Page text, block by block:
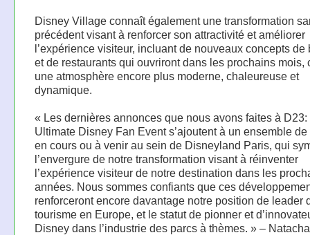
Disney Village connaît également une transformation
précédent visant à renforcer son attractivité et améliorer
l’expérience visiteur, incluant de nouveaux concepts de
et de restaurants qui ouvriront dans les prochains mois,
une atmosphère encore plus moderne, chaleureuse et
dynamique.
« Les dernières annonces que nous avons faites à D23:
Ultimate Disney Fan Event s’ajoutent à un ensemble
en cours ou à venir au sein de Disneyland Paris, qui
l’envergure de notre transformation visant à réinventer
l’expérience visiteur de notre destination dans les
années. Nous sommes confiants que ces
renforceront encore davantage notre position de leader
tourisme en Europe, et le statut de pionner et
Disney dans l’industrie des parcs à thèmes. » –